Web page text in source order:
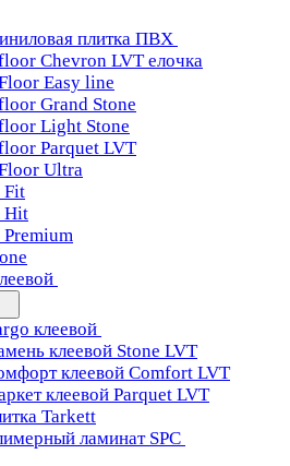
плитка ПВХ
Chevron LVT елочка
Easy line
Grand Stone
Light Stone
Parquet LVT
Ultra
Fit
Hit
клеевой
клеевой Stone LVT
клеевой Comfort LVT
клеевой Parquet LVT
Tarkett
ламинат SPC